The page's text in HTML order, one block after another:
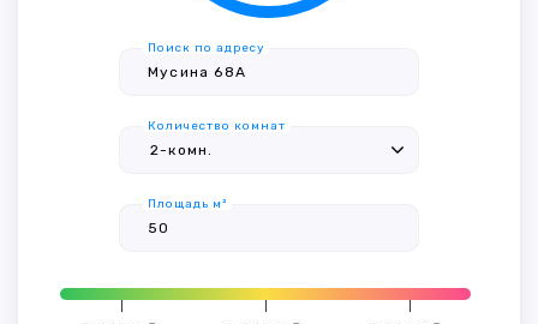
Поиск по адресу
Количество комнат
Площадь м²